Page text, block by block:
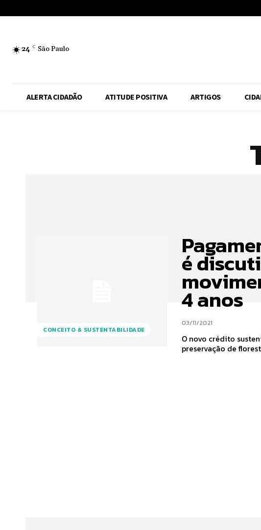
24 C São Paulo
ALERTA CIDADÃO ATITUDE POSITIVA ARTIGOS
CONCEITO & SUSTENTABILIDADE
é
4 anos
03/11/2021
O novo crédito